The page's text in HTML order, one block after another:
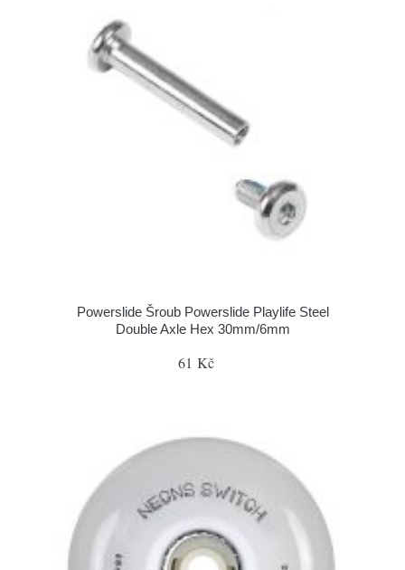
Powerslide Šroub Powerslide Playlife Steel
Double Axle Hex 30mm/6mm
61 Kč